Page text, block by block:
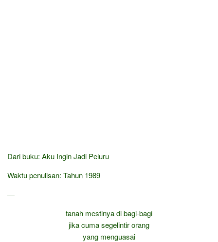
Dari buku: Aku Ingin Jadi Peluru
Waktu penulisan: Tahun 1989
—
tanah mestinya di bagi-bagi
jika cuma segelintir orang
yang menguasai